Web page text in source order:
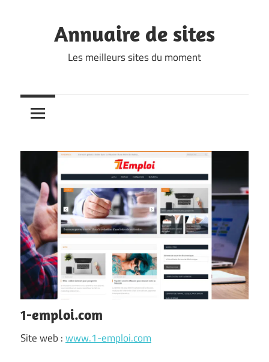
Annuaire de sites
Les meilleurs sites du moment
1-emploi.com
Site web :www.1-emploi.com